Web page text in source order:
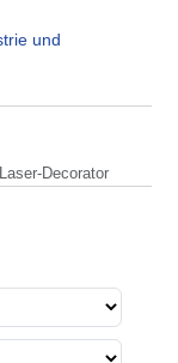
Laser-Decorator